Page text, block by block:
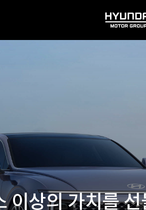
HYUNDAI
MOTOR
이상의 가치를